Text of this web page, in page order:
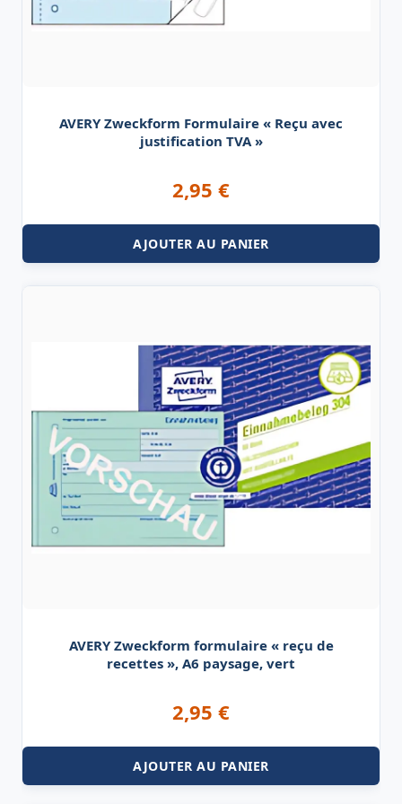
AVERY Zweckform Formulaire « Reçu avec
justification TVA »
2,95 €
AJOUTER AU PANIER
AVERY Zweckform formulaire « reçu de
recettes », A6 paysage, vert
2,95 €
AJOUTER AU PANIER